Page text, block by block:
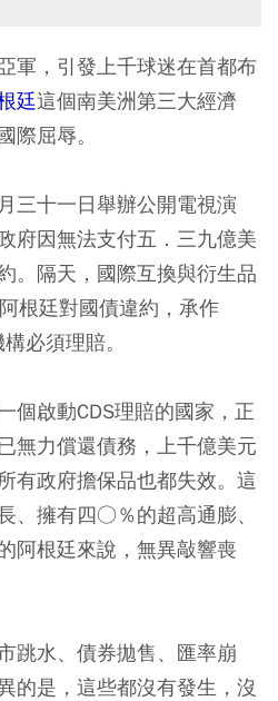
軍，引發上千球迷在首都布
廷這個南美洲第三大經濟
際屈辱。
三十一日舉辦公開電視演
府因無法支付五．三九億美
。隔天，國際互換與衍生品
根廷對國債違約，承作
必須理賠。
個啟動CDS理賠的國家，正
無力償還債務，上千億美元
有政府擔保品也都失效。這
、擁有四○％的超高通膨、
阿根廷來說，無異敲響喪
跳水、債券拋售、匯率崩
是，這些都沒有發生，沒